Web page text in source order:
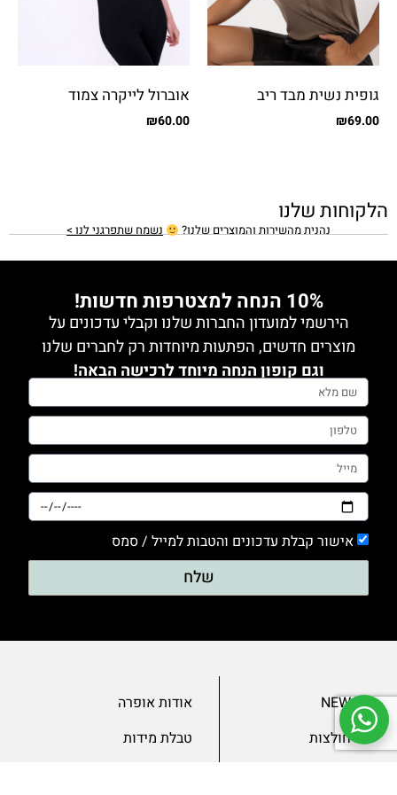
גופית נשית מבד ריב
₪69.00
אוברול לייקרה צמוד
₪60.00
הלקוחות שלנו
נהנית מהשירות והמוצרים שלנו? נשמח שתפרגני לנו >
10% הנחה למצטרפות חדשות!
הירשמי למועדון החברות שלנו וקבלי עדכונים על
מוצרים חדשים, הפתעות מיוחדות רק לחברים שלנו
וגם קופון הנחה מיוחד לרכישה הבאה!
אישור קבלת עדכונים והטבות למייל / סמס
שלח
NEW
חולצות
אודות אופרה
טבלת מידות